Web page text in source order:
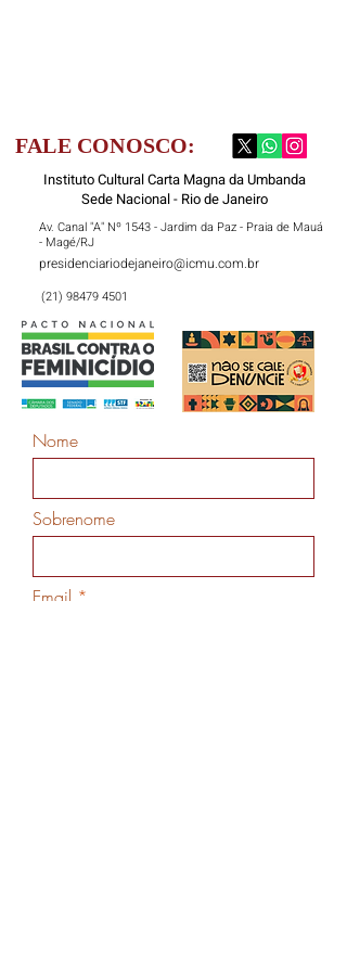
FALE CONOSCO:
Instituto Cultural Carta Magna da Umbanda
Sede Nacional - Rio de Janeiro
Av. Canal "A" Nº 1543 - Jardim da Paz - Praia de Mauá
- Magé/RJ
presidenciariodejaneiro@icmu.com.br
(21) 98479 4501
Nome
Sobrenome
Email